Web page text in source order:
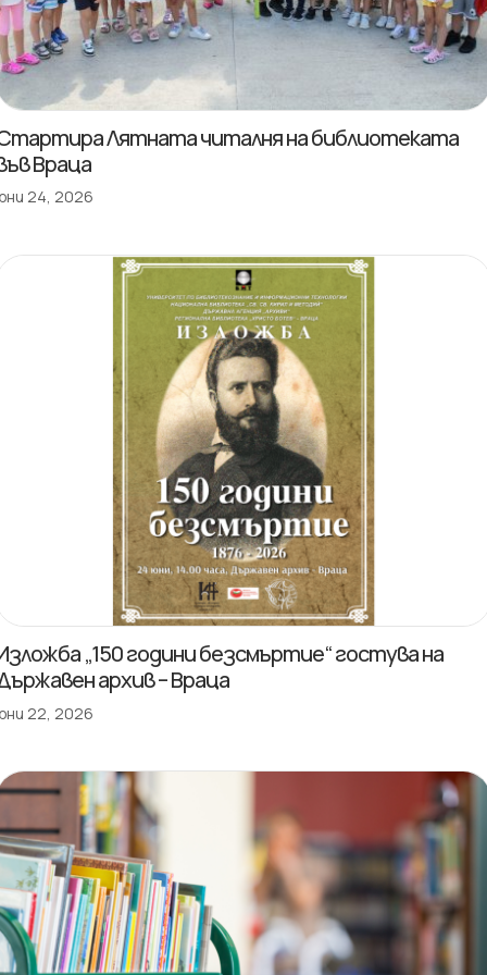
Лятната читалня на библиотеката
Враца
24, 2026
„150 години безсмъртие“ гостува на
архив – Враца
22, 2026